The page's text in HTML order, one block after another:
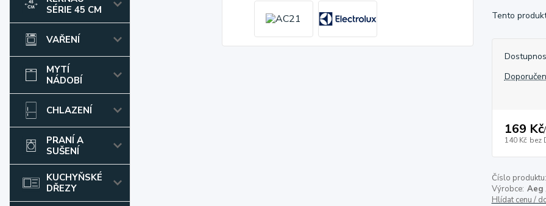
SÉRIE 45 CM
VAŘENÍ
MYTÍ
NÁDOBÍ
CHLAZENÍ
PRANÍ A
SUŠENÍ
KUCHYŇSKÉ
DŘEZY
Tento
169 Kč/
140 Kč bez
Číslo produktu:
Výrobce: Aeg
Hlídat cenu /